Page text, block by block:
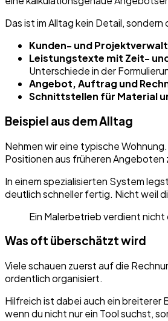
Das ist im Alltag kein Detail,
Kunden- und
Leistungstexte mit Zeit-
Unterschiede in der
Angebot, Auftrag und
Schnittstellen für Material
Beispiel aus dem Alltag
Nehmen wir eine typische
Positionen aus früheren Angeboten
In einem spezialisierten System
deutlich schneller fertig. Nicht weil
Ein Malerbetrieb verdient
Was oft überschätzt wird
Viele schauen zuerst auf die
ordentlich organisiert.
Hilfreich ist dabei auch ein breiterer
wenn du nicht nur ein Tool suchst,